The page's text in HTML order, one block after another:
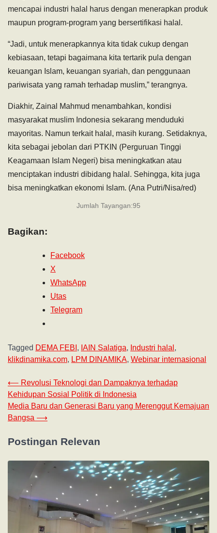
mencapai industri halal harus dengan menerapkan produk
maupun program-program yang bersertifikasi halal.
“Jadi, untuk menerapkannya kita tidak cukup dengan
kebiasaan, tetapi bagaimana kita tertarik pula dengan
keuangan Islam, keuangan syariah, dan penggunaan
pariwisata yang ramah terhadap muslim,” terangnya.
Diakhir, Zainal Mahmud menambahkan, kondisi
masyarakat muslim Indonesia sekarang menduduki
mayoritas. Namun terkait halal, masih kurang. Setidaknya,
kita sebagai jebolan dari PTKIN (Perguruan Tinggi
Keagamaan Islam Negeri) bisa meningkatkan atau
menciptakan industri dibidang halal. Sehingga, kita juga
bisa meningkatkan ekonomi Islam. (Ana Putri/Nisa/red)
Jumlah Tayangan:95
Bagikan:
Facebook
X
WhatsApp
Utas
Telegram
Tagged DEMA FEBI , IAIN Salatiga, Industri halal ,
klikdinamika.com, LPM DINAMIKA, Webinar internasional
⟵ Revolusi Teknologi dan Dampaknya terhadap
Kehidupan Sosial Politik di Indonesia
Media Baru dan Generasi Baru yang Merenggut Kemajuan
Bangsa ⟶
Postingan Relevan